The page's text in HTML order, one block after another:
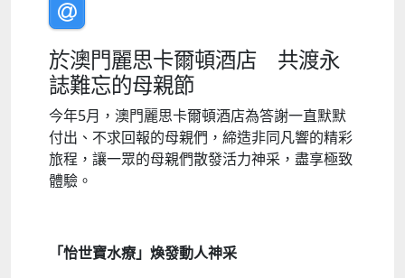
於澳門麗思卡爾頓酒店 共渡永
誌難忘的母親節
今年5月，澳門麗思卡爾頓酒店為答謝一直默默
付出、不求回報的母親們，締造非同凡響的精彩
旅程，讓一眾的母親們散發活力神采，盡享極致
體驗。
「怡世寶水療」煥發動人神采